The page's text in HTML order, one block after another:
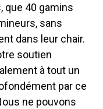
que 40 gamins
sans
dans leur chair.
soutien
à tout un
par ce
ne pouvons